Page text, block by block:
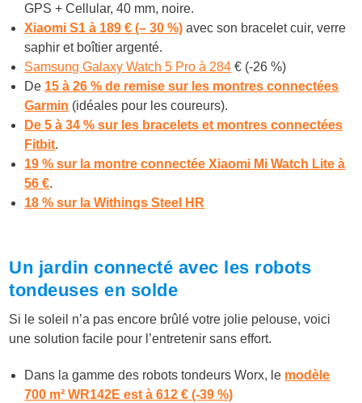
GPS + Cellular, 40 mm, noire.
Xiaomi S1 à 189 € (– 30 %) avec son bracelet cuir, verre
saphir et boîtier argenté.
Samsung Galaxy Watch 5 Pro à 284 € (-26 %)
De 15 à 26 % de remise sur les montres connectées
Garmin (idéales pour les coureurs).
De 5 à 34 % sur les bracelets et montres connectées
Fitbit.
19 % sur la montre connectée Xiaomi Mi Watch Lite à
56 €.
18 % sur la Withings Steel HR
Un jardin connecté avec les robots
tondeuses en solde
Si le soleil n’a pas encore brûlé votre jolie pelouse, voici
une solution facile pour l’entretenir sans effort.
Dans la gamme des robots tondeurs Worx, le modèle
700 m² WR142E est à 612 € (-39 %)